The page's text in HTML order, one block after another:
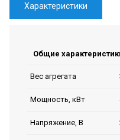
Характеристики
Общие
Вес агрегата
Мощность, кВт
Напряжение, В